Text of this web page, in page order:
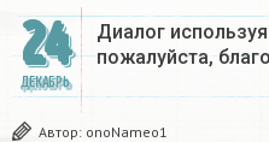
24
ДЕКАБРЬ
Диалог
пожалуйста,
Автор: onoNameo1